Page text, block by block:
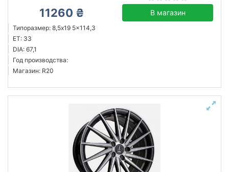
11260 ₴ В магазин
Типоразмер: 8,5x19 5x114,3
ET: 33
DIA: 67,1
Год производства:
Магазин: R20